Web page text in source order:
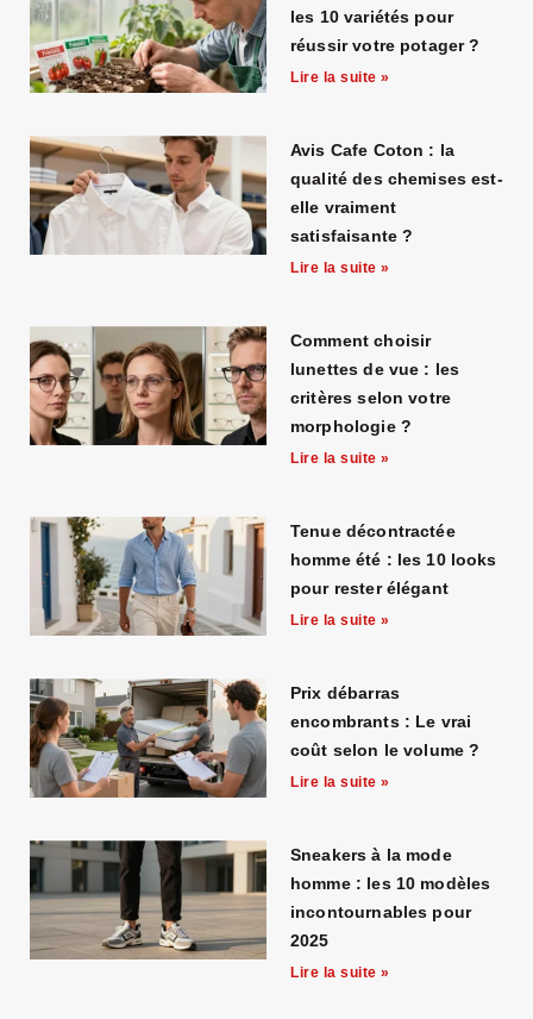
les 10 variétés pour
réussir votre potager ?
Lire la suite »
Avis Cafe Coton : la
qualité des chemises est-
elle vraiment
satisfaisante ?
Lire la suite »
Comment choisir
lunettes de vue : les
critères selon votre
morphologie ?
Lire la suite »
Tenue décontractée
homme été : les 10 looks
pour rester élégant
Lire la suite »
Prix débarras
encombrants : Le vrai
coût selon le volume ?
Lire la suite »
Sneakers à la mode
homme : les 10 modèles
incontournables pour
2025
Lire la suite »